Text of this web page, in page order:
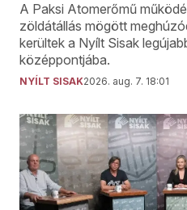
A Paksi Atomerőmű
zöldátállás mögött
kerültek a Nyílt Sisak
középpontjába.
NYÍLT SISAK2026. aug. 7. 18:01